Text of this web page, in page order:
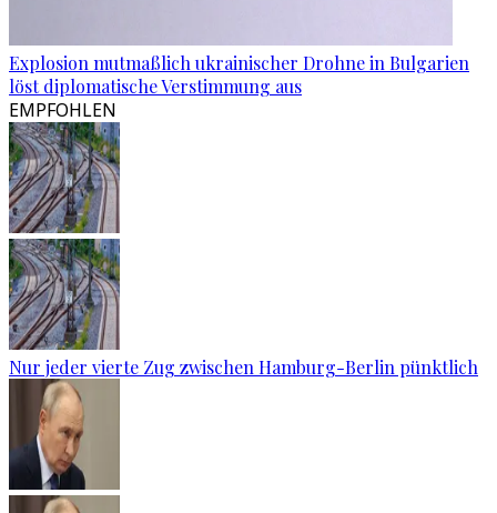
Explosion mutmaßlich ukrainischer Drohne in Bulgarien
löst diplomatische Verstimmung aus
EMPFOHLEN
Nur jeder vierte Zug zwischen Hamburg-Berlin pünktlich